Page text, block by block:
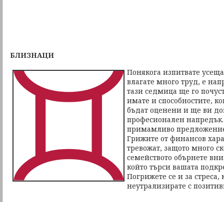
БЛИЗНАЦИ
Понякога изпитвате
влагате много труд, е
тази седмица ще го
имате и способностите,
бъдат оценени и ще ви
професионален
примамливо
Грижите от финансов
тревожат, защото много
семейството обърнете
който търси вашата
Погрижете се и за стреса,
неутрализирате с